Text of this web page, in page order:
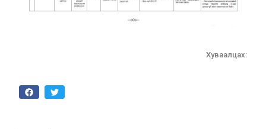
Хуваалцах: